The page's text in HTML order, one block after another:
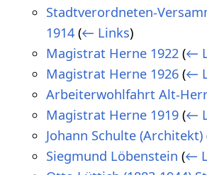
Stadtverordneten-
1914 (← Links)
Magistrat Herne 1922 (←
Magistrat Herne 1926 (←
Arbeiterwohlfahrt Alt-
Magistrat Herne 1919 (←
Johann Schulte (Architekt)
Siegmund Löbenstein (←